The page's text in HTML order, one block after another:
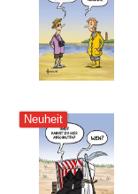
Neuheit